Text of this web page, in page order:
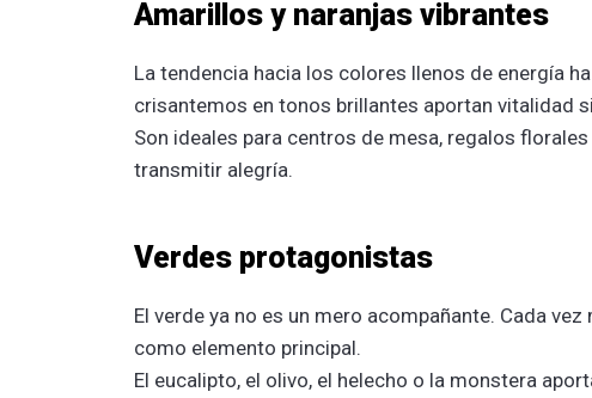
Amarillos y naranjas vibrantes
La tendencia hacia los colores llenos de energía
crisantemos en tonos brillantes aportan vitalidad
Son ideales para centros de mesa, regalos
transmitir alegría.
Verdes protagonistas
El verde ya no es un mero acompañante. Cada
como elemento principal.
El eucalipto, el olivo, el helecho o la monstera